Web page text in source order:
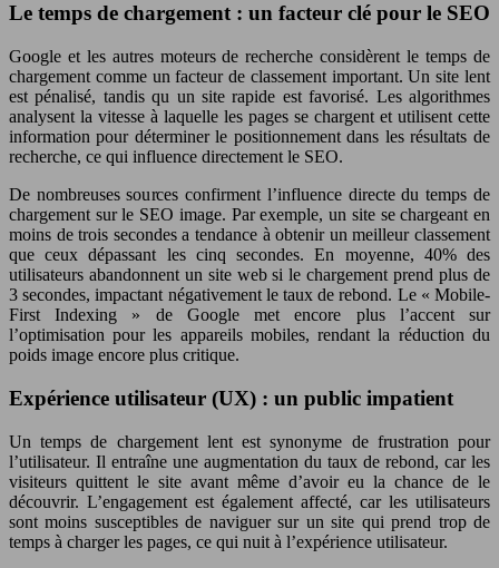
Le temps de chargement : un facteur clé pour le SEO
Google et les autres moteurs de recherche considèrent le temps de
chargement comme un facteur de classement important. Un site lent
est pénalisé, tandis qu un site rapide est favorisé. Les algorithmes
analysent la vitesse à laquelle les pages se chargent et utilisent cette
information pour déterminer le positionnement dans les résultats de
recherche, ce qui influence directement le SEO.
De nombreuses sources confirment l’influence directe du temps de
chargement sur le SEO image. Par exemple, un site se chargeant en
moins de trois secondes a tendance à obtenir un meilleur classement
que ceux dépassant les cinq secondes. En moyenne, 40% des
utilisateurs abandonnent un site web si le chargement prend plus de
3 secondes, impactant négativement le taux de rebond. Le « Mobile-
First Indexing » de Google met encore plus l’accent sur
l’optimisation pour les appareils mobiles, rendant la réduction du
poids image encore plus critique.
Expérience utilisateur (UX) : un public impatient
Un temps de chargement lent est synonyme de frustration pour
l’utilisateur. Il entraîne une augmentation du taux de rebond, car les
visiteurs quittent le site avant même d’avoir eu la chance de le
découvrir. L’engagement est également affecté, car les utilisateurs
sont moins susceptibles de naviguer sur un site qui prend trop de
temps à charger les pages, ce qui nuit à l’expérience utilisateur.